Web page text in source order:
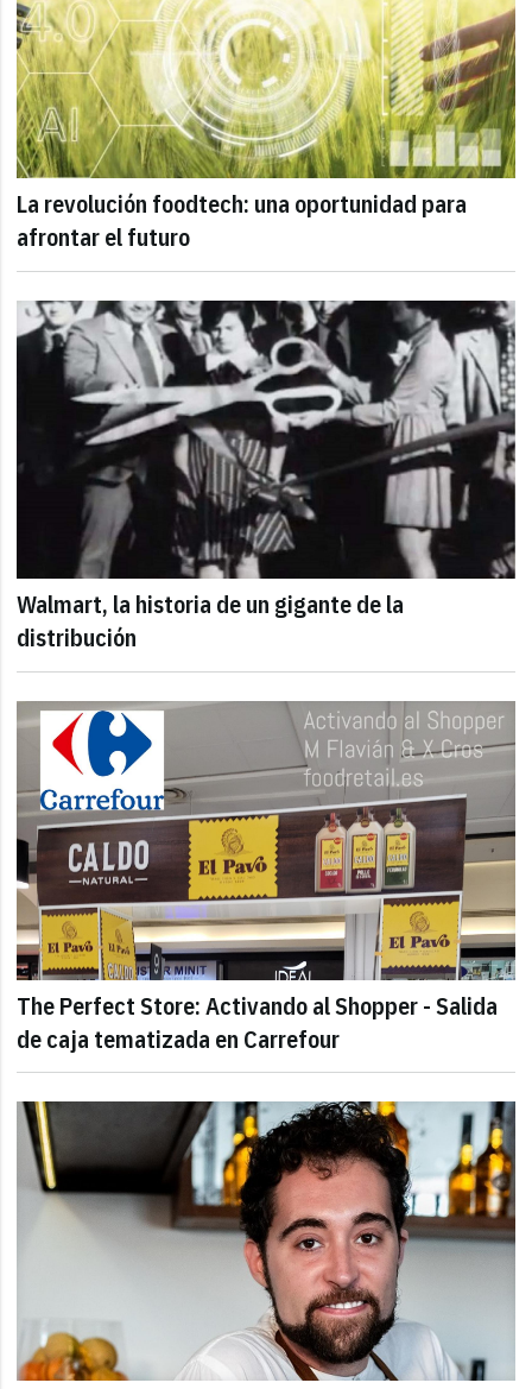
La revolución foodtech: una oportunidad para
afrontar el futuro
Walmart, la historia de un gigante de la
distribución
The Perfect Store: Activando al Shopper - Salida
de caja tematizada en Carrefour